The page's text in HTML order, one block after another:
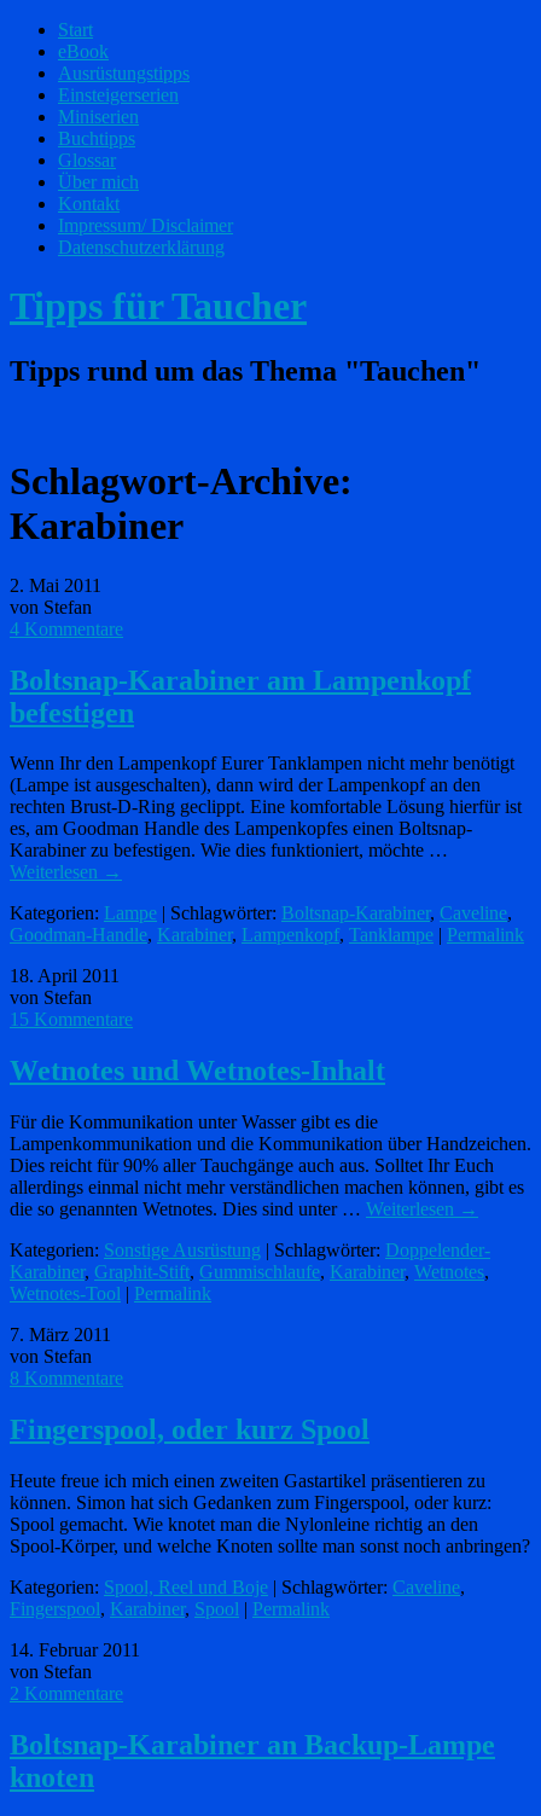
Start
eBook
Ausrüstungstipps
Einsteigerserien
Miniserien
Buchtipps
Glossar
Über mich
Kontakt
Impressum/ Disclaimer
Datenschutzerklärung
Tipps für Taucher
Tipps rund um das Thema "Tauchen"
Schlagwort-Archive:
Karabiner
2. Mai 2011
von Stefan
4 Kommentare
Boltsnap-Karabiner am Lampenkopf
befestigen
Wenn Ihr den Lampenkopf Eurer Tanklampen nicht mehr benötigt
(Lampe ist ausgeschalten), dann wird der Lampenkopf an den
rechten Brust-D-Ring geclippt. Eine komfortable Lösung hierfür ist
es, am Goodman Handle des Lampenkopfes einen Boltsnap-
Karabiner zu befestigen. Wie dies funktioniert, möchte …
Weiterlesen →
Kategorien: Lampe | Schlagwörter: Boltsnap-Karabiner, Caveline,
Goodman-Handle, Karabiner, Lampenkopf, Tanklampe
Permalink
18. April 2011
von Stefan
15 Kommentare
Wetnotes und Wetnotes-Inhalt
Für die Kommunikation unter Wasser gibt es die
Lampenkommunikation und die Kommunikation über Handzeichen.
Dies reicht für 90% aller Tauchgänge auch aus. Solltet Ihr Euch
allerdings einmal nicht mehr verständlichen machen können, gibt es
die so genannten Wetnotes. Dies sind unter … Weiterlesen →
Kategorien: Sonstige Ausrüstung | Schlagwörter: Doppelender-
Karabiner, Graphit-Stift, Gummischlaufe, Karabiner, Wetnotes,
Wetnotes-Tool | Permalink
7. März 2011
von Stefan
8 Kommentare
Fingerspool, oder kurz Spool
Heute freue ich mich einen zweiten Gastartikel präsentieren zu
können. Simon hat sich Gedanken zum Fingerspool, oder kurz:
Spool gemacht. Wie knotet man die Nylonleine richtig an den
Spool-Körper, und welche Knoten sollte man sonst noch anbringen?
Kategorien: Spool, Reel und Boje | Schlagwörter: Caveline,
Fingerspool, Karabiner, Spool | Permalink
14. Februar 2011
von Stefan
2 Kommentare
Boltsnap-Karabiner an Backup-Lampe
knoten